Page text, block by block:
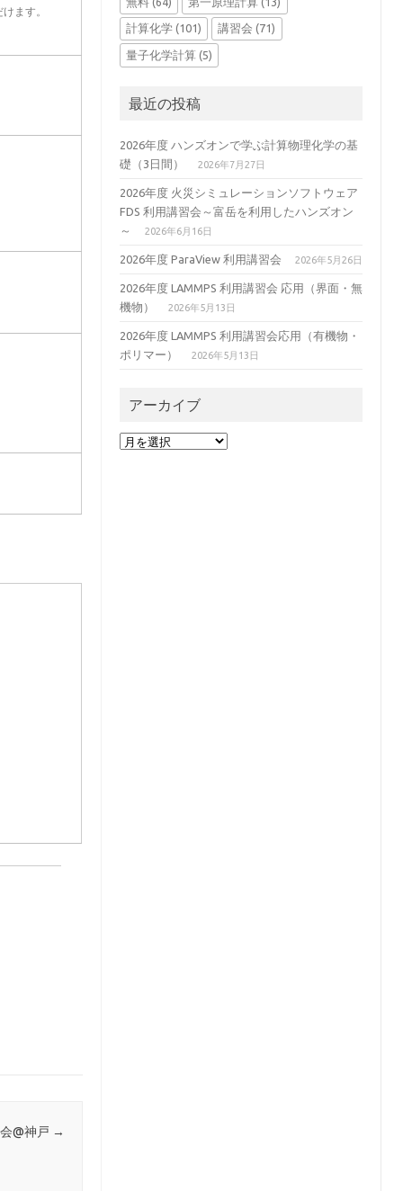
ます。
@神戸 →
計算化学(101) 講習会 (71)
量子化学計算(5)
最近の投稿
2026年度 ハンズオンで学ぶ計算物理化学の基
礎（3日間）
2026年7月27日
2026年度 火災シミュレーションソフトウェア
FDS 利用講習会～富岳を利用したハンズオン
～
2026年6月16日
2026年度 ParaView 利用講習会 2026年5月26日
2026年度 LAMMPS 利用講習会 応用（界面・無
機物）
2026年5月13日
2026年度 LAMMPS 利用講習会応用（有機物・
ポリマー）
2026年5月13日
アーカイブ
ア